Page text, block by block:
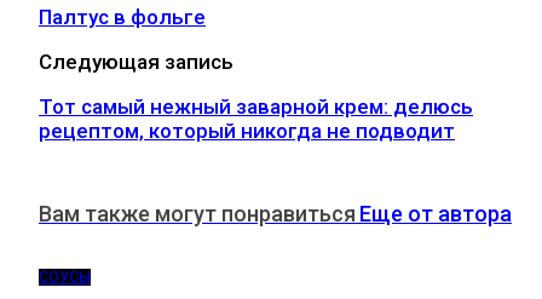
Палтус в фольге
Следующая запись
Тот самый нежный заварной крем: делюсь
рецептом, который никогда не подводит
Вам также могут понравиться Еще от автора
СОУСЫ